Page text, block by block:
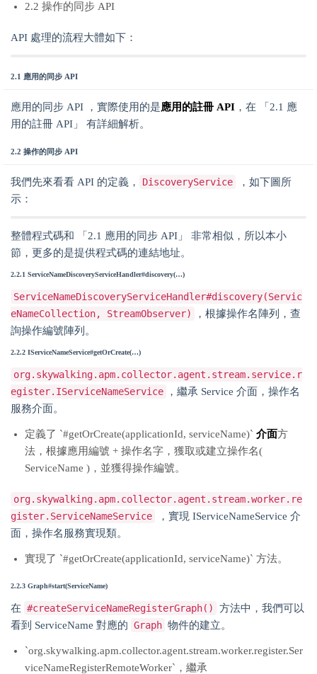
2.2 操作的同步 API
API 處理的流程大體如下：
2.1 應用的同步 API
應用的同步 API ，實際使用的是應用的註冊 API ，在 「2.1 應
用的註冊 API」 有詳細解析。
2.2 操作的同步 API
我們先來看看 API 的定義， DiscoveryService
，如下圖所
示：
整體程式碼和 「2.1 應用的同步 API」 非常相似，所以本小
節，更多的是提供程式碼的連結地址。
2.2.1 ServiceNameDiscoveryServiceHandler#discovery(…)
ServiceNameDiscoveryServiceHandler#discovery(Servic
eNameCollection, StreamObserver)
，根據操作名陣列，查
詢操作編號陣列。
2.2.2 IServiceNameService#getOrCreate(…)
org.skywalking.apm.collector.agent.stream.service.r
egister.IServiceNameService
，繼承 Service 介面，操作名
服務介面。
定義了 `#getOrCreate(applicationId, serviceName)` 介面方
法，根據應用編號 + 操作名字，獲取或建立操作名(
ServiceName )，並獲得操作編號。
org.skywalking.apm.collector.agent.stream.worker.re
gister.ServiceNameService
，實現 IServiceNameService 介
面，操作名服務實現類。
實現了 `#getOrCreate(applicationId, serviceName)` 方法。
2.2.3 Graph#start(ServiceName)
在 #createServiceNameRegisterGraph()
方法中，我們可以
看到 ServiceName 對應的 Graph 物件的建立。
`org.skywalking.apm.collector.agent.stream.worker.register.Ser
viceNameRegisterRemoteWorker`，繼承